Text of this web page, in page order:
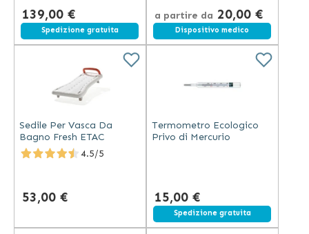
139,00 €
Spedizione gratuita
a partire da 20,00 €
Dispositivo medico
Sedile Per Vasca Da
Bagno Fresh ETAC
4.5/5
53,00 €
Termometro Ecologico
Privo di Mercurio
15,00 €
Spedizione gratuita